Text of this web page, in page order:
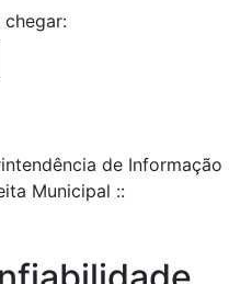
chegar:
de Informação
Municipal ::